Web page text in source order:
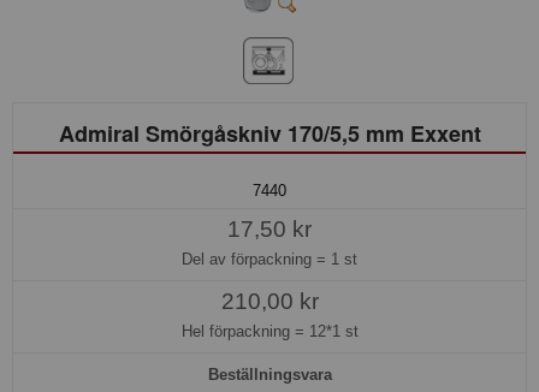
Admiral Smörgåskniv 170/5,5 mm Exxent
7440
17,50 kr
Del av förpackning = 1 st
210,00 kr
Hel förpackning = 12*1 st
Beställningsvara